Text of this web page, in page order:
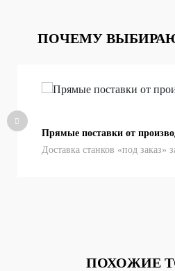
ПОЧЕМУ
Прямые поставки от
Доставка станков «под заказ»
ПОХОЖИЕ